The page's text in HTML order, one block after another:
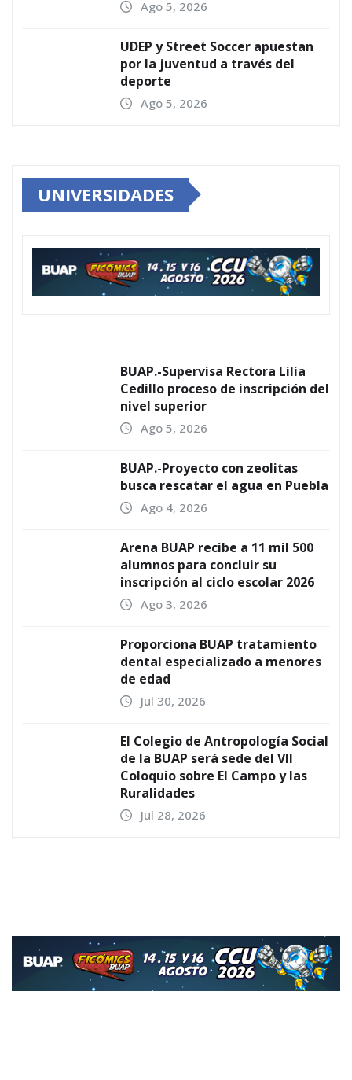
Ago 5, 2026
UDEP y Street Soccer apuestan
por la juventud a través del
deporte
Ago 5, 2026
UNIVERSIDADES
BUAP.-Supervisa Rectora Lilia
Cedillo proceso de inscripción del
nivel superior
Ago 5, 2026
BUAP.-Proyecto con zeolitas
busca rescatar el agua en Puebla
Ago 4, 2026
Arena BUAP recibe a 11 mil 500
alumnos para concluir su
inscripción al ciclo escolar 2026
Ago 3, 2026
Proporciona BUAP tratamiento
dental especializado a menores
de edad
Jul 30, 2026
El Colegio de Antropología Social
de la BUAP será sede del VII
Coloquio sobre El Campo y las
Ruralidades
Jul 28, 2026